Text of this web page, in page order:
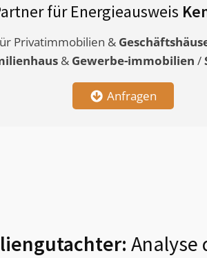
für Energieausweis
Privatimmobilien &
& Gewerbe-immobilien /
Anfragen
Analyse